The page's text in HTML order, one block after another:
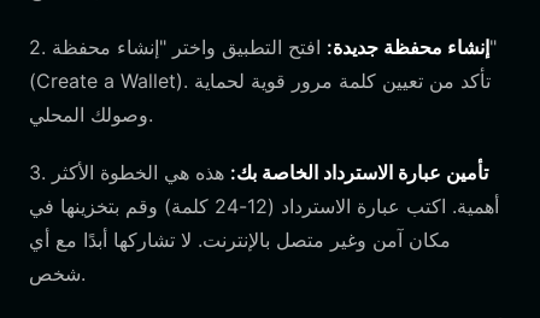
2. إنشاء محفظة جديدة: افتح التطبيق واختر "إنشاء محفظة"
(Create a Wallet). تأكد من تعيين كلمة مرور قوية لحماية
وصولك المحلي.
3. تأمين عبارة الاسترداد الخاصة بك: هذه هي الخطوة الأكثر
أهمية. اكتب عبارة الاسترداد (12-24 كلمة) وقم بتخزينها في
مكان آمن وغير متصل بالإنترنت. لا تشاركها أبدًا مع أي
شخص.